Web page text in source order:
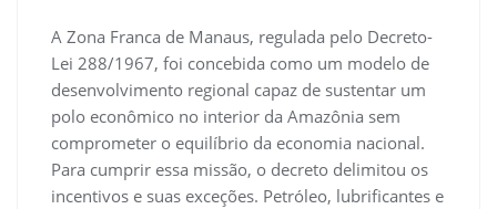
A Zona Franca de Manaus, regulada pelo Decreto-
Lei 288/1967, foi concebida como um modelo de
desenvolvimento regional capaz de sustentar um
polo econômico no interior da Amazônia sem
comprometer o equilíbrio da economia nacional.
Para cumprir essa missão, o decreto delimitou os
incentivos e suas exceções. Petróleo, lubrificantes e